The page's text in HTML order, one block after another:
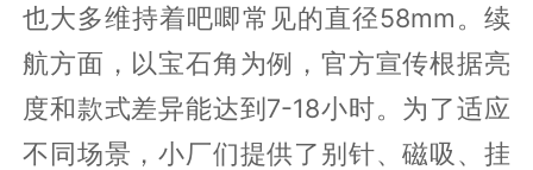
也大多维持着吧唧常见的直径58mm。续
航方面，以宝石角为例，官方宣传根据亮
度和款式差异能达到7-18小时。为了适应
不同场景，小厂们提供了别针、磁吸、挂